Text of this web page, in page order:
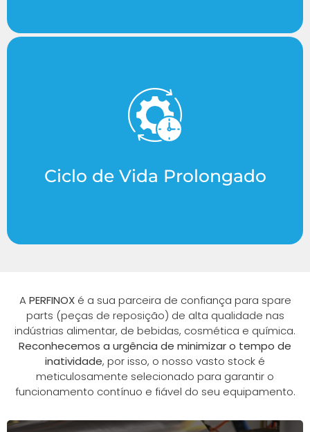
Ciclo de Vida Prolongado
Materiais de alta qualidade que excedem os
padrões da indústria, aumentando
APERFINOXé a sua parceira de confiança para spare
parts (peças de reposição) de alta qualidade nas
indústrias alimentar, de bebidas, cosmética e química.
Reconhecemos a urgência de minimizar o tempo de
inatividade, por isso, o nosso vasto stock é
meticulosamente selecionado para garantir o
funcionamento contínuo e fiável do seu equipamento.